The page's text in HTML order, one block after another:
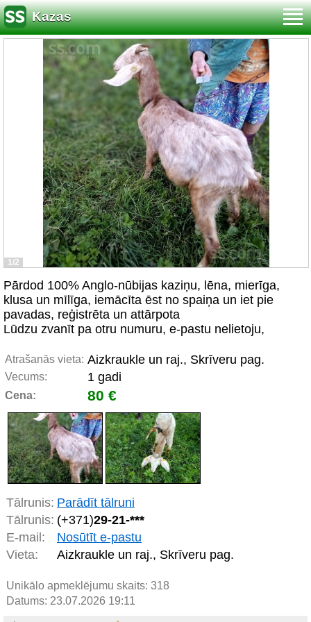
Kazas
1/2
Pārdod 100% Anglo-nūbijas kaziņu, lēna, mierīga,
klusa un mīlīga, iemācīta ēst no spaiņa un iet pie
pavadas, reģistrēta un attārpota
Lūdzu zvanīt pa otru numuru, e-pastu nelietoju,
Atrašanās vieta: Aizkraukle un raj., Skrīveru pag.
Vecums: 1 gadi
Cena: 80 €
Tālrunis: Parādīt tālruni
Tālrunis: (+371)29-21-***
E-mail:
Nosūtīt e-pastu
Vieta:
Aizkraukle un raj., Skrīveru pag.
Unikālo apmeklējumu skaits: 318
Datums: 23.07.2026 19:11